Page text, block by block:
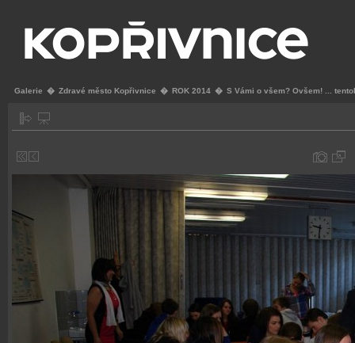
Galerie � Zdravé město Kopřivnice � ROK 2014 � S Vámi o všem? Ovšem! ...